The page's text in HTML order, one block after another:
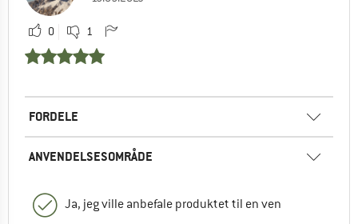
0 1
FORDELE
ANVENDELSESOMRÅDE
Ja, jeg ville anbefale produktet til en ven